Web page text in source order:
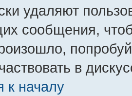
удаляют
сообщения,
в
к началу